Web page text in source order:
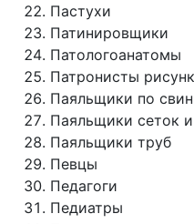
Пастухи
Патинировщики
Патологоанатомы
Патронисты
Паяльщики по
Паяльщики сеток
Паяльщики труб
Певцы
Педагоги
Педиатры